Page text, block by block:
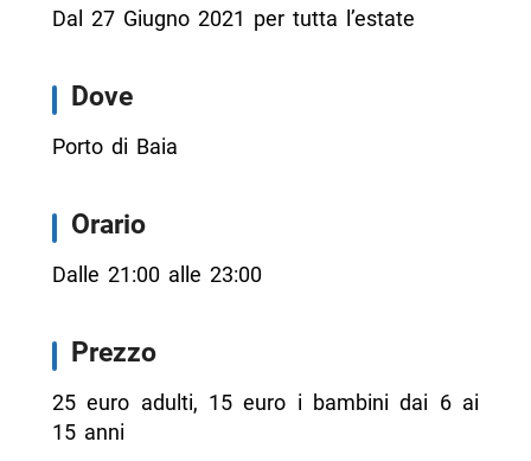
Dal 27 Giugno 2021 per tutta l’estate
Dove
Porto di Baia
Orario
Dalle 21:00 alle 23:00
Prezzo
25 euro adulti, 15 euro i bambini dai 6 ai
15 anni